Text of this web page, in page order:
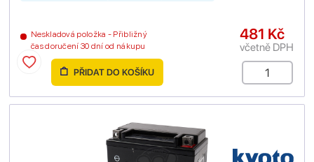
Neskladová položka - Přibližný
čas doručení 30 dní od nákupu
481 Kč
včetně DPH
PŘIDAT DO KOŠÍKU